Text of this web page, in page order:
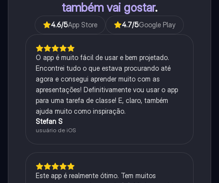
também vai gostar.
4.6/5App Store 4.7/5Google Play
O app é muito fácil de usar e bem projetado.
Encontrei tudo o que estava procurando até
agora e consegui aprender muito com as
apresentações! Definitivamente vou usar o app
para uma tarefa de classe! E, claro, também
ajuda muito como inspiração.
Stefan S
usuário de iOS
Este app é realmente ótimo. Tem muitos